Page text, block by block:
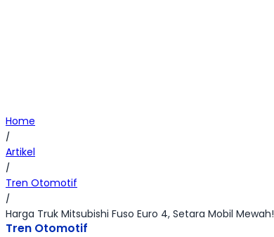
Home
/
Artikel
/
Tren Otomotif
/
Harga Truk Mitsubishi Fuso Euro 4, Setara Mobil Mewah!
Tren Otomotif